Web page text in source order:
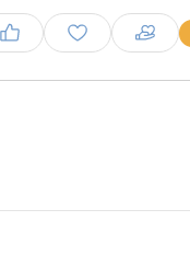
om een reactie te